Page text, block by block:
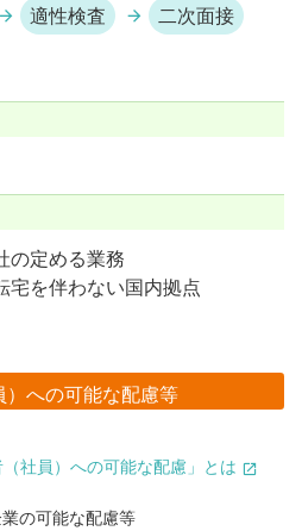
適性検査
二次面接
の定める業務
宅を伴わない国内拠点
）への可能な配慮等
社員）への可能な配慮」とは
の可能な配慮等